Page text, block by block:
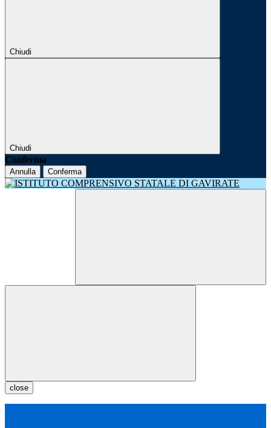
Chiudi
Chiudi
Conferma
Annulla Conferma
close